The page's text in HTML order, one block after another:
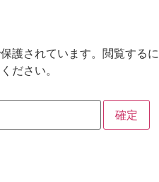
護されています。閲覧するに
ださい。